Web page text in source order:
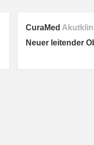
CuraMed
Neuer leitender